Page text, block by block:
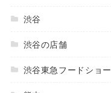
渋谷
渋谷の店舗
渋谷東急フードショー